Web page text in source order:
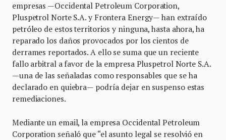
empresas —Occidental Petroleum Corporation,
Pluspetrol Norte S.A. y Frontera Energy— han extraído
petróleo de estos territorios y ninguna, hasta ahora, ha
reparado los daños provocados por los cientos de
derrames reportados. A ello se suma que un reciente
fallo arbitral a favor de la empresa Pluspetrol Norte S.A.
—una de las señaladas como responsables que se ha
declarado en quiebra— podría dejar en suspenso estas
remediaciones.
Mediante un email, la empresa Occidental Petroleum
Corporation señaló que “el asunto legal se resolvió en